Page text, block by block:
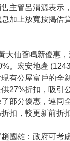
主管呂渭源表示
加上放寬按揭借
大仙薈鳴新優惠
。宏安地產
有公屋富戶的全
27%折扣，吸引
部分優惠，連同
扣，較更新前折
趙國雄：政府可考